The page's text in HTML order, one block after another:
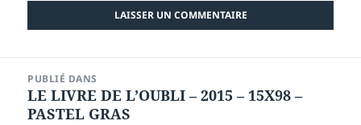
l’article
PUBLIÉ DANS
LE LIVRE DE L’OUBLI – 2015 – 15X98 –
PASTEL GRAS